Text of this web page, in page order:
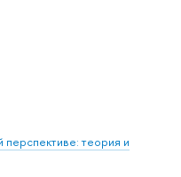
перспективе: теория и